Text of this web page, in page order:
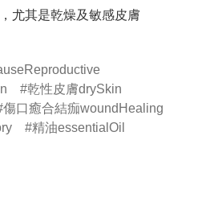
尤其是乾燥及敏感皮膚
乾性皮膚drySkin
傷口癒合結痂woundHealing
精油essentialOil